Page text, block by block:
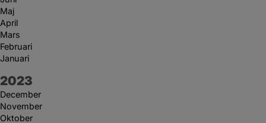
Maj
April
Mars
Februari
Januari
År:
2023
December
November
Oktober